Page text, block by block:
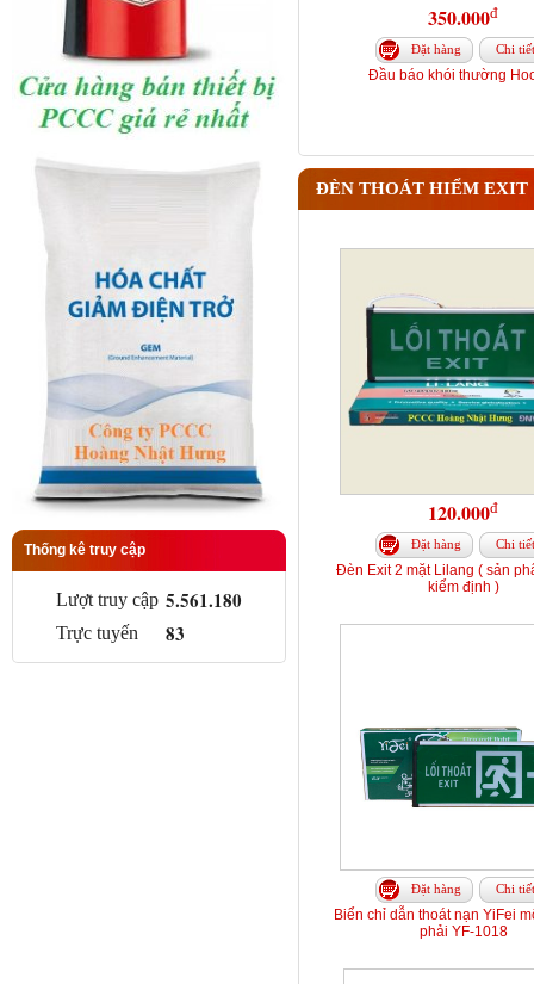
Thống kê truy cập
Lượt truy cập 5.561.180
Trực tuyến 83
350.000đ
Đặt hàng Chi tiết
Đầu báo khói thường
ĐÈN THOÁT HIỂM EXIT
120.000đ
Đặt hàng Chi tiết
Đèn Exit 2 mặt Lilang ( sản
kiểm định )
Đặt hàng Chi tiết
Biển chỉ dẫn thoát nạn YiFei
phải YF-1018